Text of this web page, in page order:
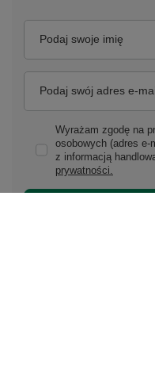
Podaj swoje imię
Podaj swój adres e-
Wyrażam zgodę na
osobowych (adres e-
z informacją
prywatności.